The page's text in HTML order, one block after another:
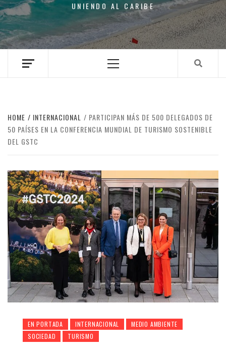
UNIENDO AL CARIBE
Menu
HOME INTERNACIONAL
PARTICIPAN MÁS DE 500 DELEGADOS DE
50 PAÍSES EN LA CONFERENCIA MUNDIAL DE TURISMO SOSTENIBLE
DEL GSTC
EN PORTADA INTERNACIONAL
MEDIO AMBIENTE
SOCIEDAD
TURISMO